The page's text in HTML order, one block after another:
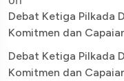
Debat Ketiga Pilkada
Komitmen dan
Debat Ketiga Pilkada
Komitmen dan